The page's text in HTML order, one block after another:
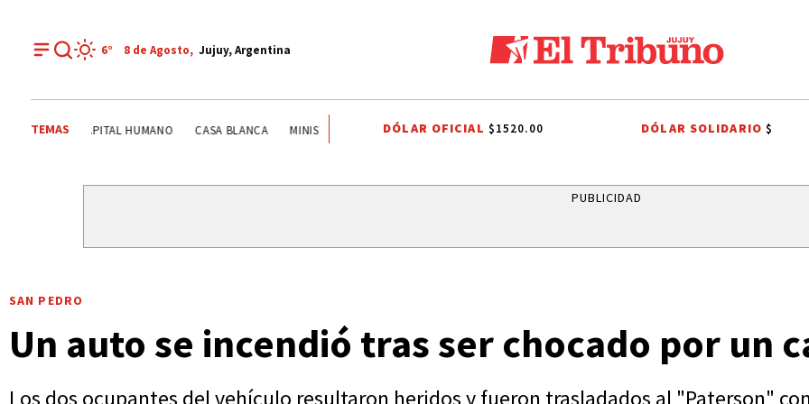
6° 8 de Agosto, Jujuy, Argentina
TEMAS SISTEMA PÚBLICO CAME JOVEN CAPITAL HUMANO CASA BLANCA MINISTERIO PÚBLICO DE LA ACUSACIÓN PJ
DÓLAR OFICIAL $1520.00 DÓLAR SOLIDARIO$
PUBLICIDAD
SAN PEDRO
Un auto se incendió tras ser chocado por un
Los dos ocupantes del vehículo resultaron heridos y fueron trasladados al "Paterson"